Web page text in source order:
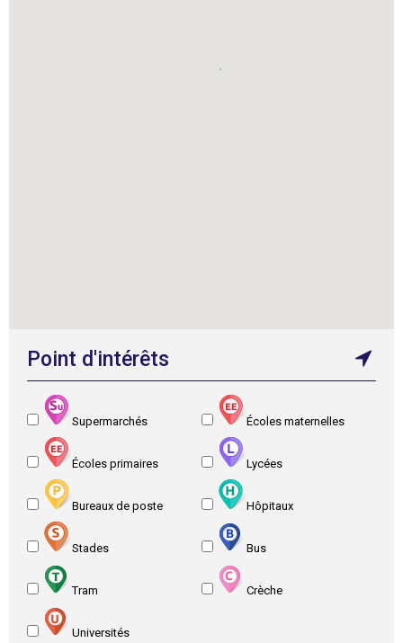
Point d'intérêts
Supermarchés Écoles maternelles
Écoles primaires Lycées
Bureaux de poste Hôpitaux
Stades Bus
Tram Crèche
Universités